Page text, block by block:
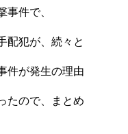
事件で、
配犯が、続々と
件が発生の理由
たので、まとめ